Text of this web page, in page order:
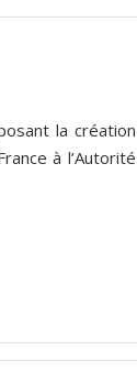
la création
à l’Autorité